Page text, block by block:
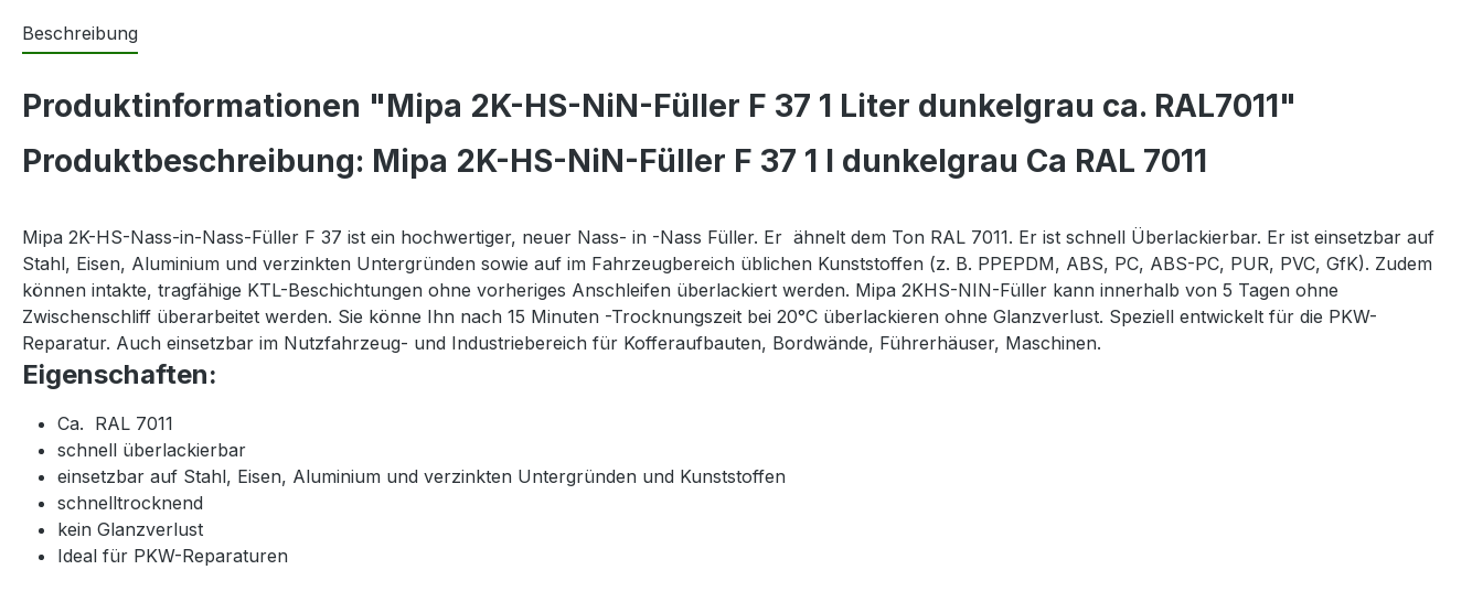
Beschreibung
Produktinformationen "Mipa 2K-HS-NiN-Füller F 37 1 Liter dunkelgrau ca. RAL7011"
Produktbeschreibung: Mipa 2K-HS-NiN-Füller F 37 1 l dunkelgrau Ca RAL 7011
Mipa 2K-HS-Nass-in-Nass-Füller F 37 ist ein hochwertiger, neuer Nass- in -Nass Füller. Er ähnelt dem Ton RAL 7011. Er ist schnell Überlackierbar. Er ist einsetzbar auf
Stahl, Eisen, Aluminium und verzinkten Untergründen sowie auf im Fahrzeugbereich üblichen Kunststoffen (z. B. PPEPDM, ABS, PC, ABS-PC, PUR, PVC, GfK). Zudem
können intakte, tragfähige KTL-Beschichtungen ohne vorheriges Anschleifen überlackiert werden. Mipa 2KHS-NIN-Füller kann innerhalb von 5 Tagen ohne
Zwischenschliff überarbeitet werden. Sie könne Ihn nach 15 Minuten -Trocknungszeit bei 20°C überlackieren ohne Glanzverlust. Speziell entwickelt für die PKW-
Reparatur. Auch einsetzbar im Nutzfahrzeug- und Industriebereich für Kofferaufbauten, Bordwände, Führerhäuser, Maschinen.
Eigenschaften:
Ca. RAL 7011
schnell überlackierbar
einsetzbar auf Stahl, Eisen, Aluminium und verzinkten Untergründen und Kunststoffen
schnelltrocknend
kein Glanzverlust
Ideal für PKW-Reparaturen